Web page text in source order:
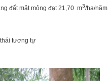
đất mặt mỏng đạt 21,70 m3/ha/năm
tương tự